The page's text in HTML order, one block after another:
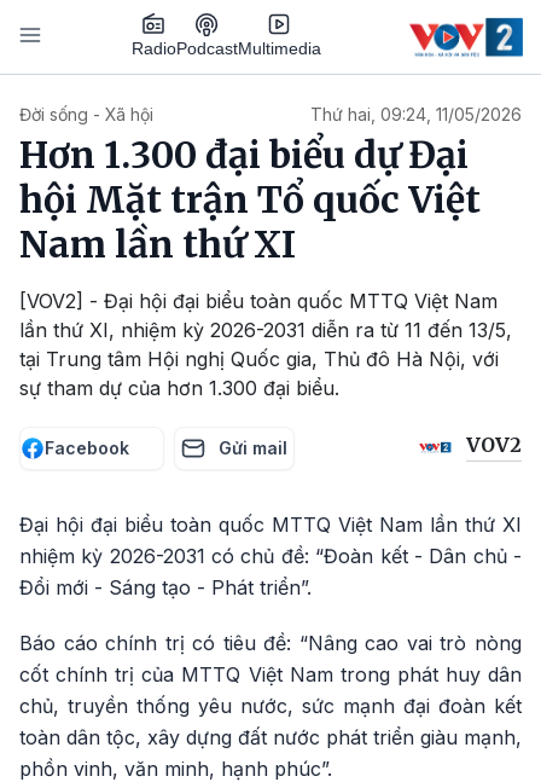
Nhảy đến nội dung
RadioPodcastMultimedia
Đời sống - Xã hội Thứ hai, 09:24, 11/05/2026
Hơn 1.300 đại biểu dự Đại
hội Mặt trận Tổ quốc Việt
Nam lần thứ XI
[VOV2] - Đại hội đại biểu toàn quốc MTTQ Việt Nam
lần thứ XI, nhiệm kỳ 2026-2031 diễn ra từ 11 đến 13/5,
tại Trung tâm Hội nghị Quốc gia, Thủ đô Hà Nội, với
sự tham dự của hơn 1.300 đại biểu.
Facebook Gửi mail VOV2
Đại hội đại biểu toàn quốc MTTQ Việt Nam lần thứ XI
nhiệm kỳ 2026-2031 có chủ đề: “Đoàn kết - Dân chủ -
Đổi mới - Sáng tạo - Phát triển”.
Báo cáo chính trị có tiêu đề: “Nâng cao vai trò nòng
cốt chính trị của MTTQ Việt Nam trong phát huy dân
chủ, truyền thống yêu nước, sức mạnh đại đoàn kết
toàn dân tộc, xây dựng đất nước phát triển giàu mạnh,
phồn vinh, văn minh, hạnh phúc”.